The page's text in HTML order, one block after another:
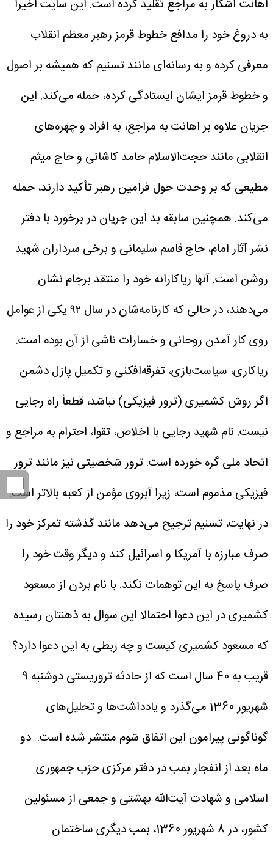
اهانت آشکار به مراجع تقلید کرده است. این سایت اخیراً
به دروغ خود را مدافع خطوط قرمز رهبر معظم انقلاب
معرفی کرده و به رسانه‌ای مانند تسنیم که همیشه بر اصول
و خطوط قرمز ایشان ایستادگی کرده، حمله می‌کند. این
جریان علاوه بر اهانت به مراجع، به افراد و چهره‌های
انقلابی مانند حجت‌الاسلام حامد کاشانی و حاج میثم
مطیعی که بر وحدت حول فرامین رهبر تأکید دارند، حمله
می‌کند. همچنین سابقه بد این جریان در برخورد با دفتر
نشر آثار امام، حاج قاسم سلیمانی و برخی سرداران شهید
روشن است.آنها ریاکارانه خود را منتقد برجام نشان
می‌دهند، در حالی که کارنامه‌شان در سال ۹۲ یکی از عوامل
روی کار آمدن روحانی و خسارات ناشی از آن بوده است.
ریاکاری، سیاست‌بازی، تفرقه‌افکنی و تکمیل پازل دشمن
اگر روش کشمیری (ترور فیزیکی) نباشد، قطعاً راه رجایی
نیست. نام شهید رجایی با اخلاص، تقوا، احترام به مراجع و
اتحاد ملی گره خورده است.ترور شخصیتی نیز مانند ترور
فیزیکی مذموم است، زیرا آبروی مؤمن از کعبه بالاتر است.
در نهایت، تسنیم ترجیح می‌دهد مانند گذشته تمرکز خود را
صرف مبارزه با آمریکا و اسرائیل کند و دیگر وقت خود را
صرف پاسخ به این توهمات نکند. با نام بردن از مسعود
کشمیری در این دعوا احتمالا این سوال به ذهنتان رسیده
که مسعود کشمیری کیست و چه ربطی به این دعوا دارد؟
قریب به 40 سال است که از حادثه تروریستی دوشنبه 9
شهریور 1360 می‌گذرد و یادداشت‌ها و تحلیل‌های
گوناگونی پیرامون این اتفاق شوم منتشر شده است. دو
ماه بعد از انفجار بمب در دفتر مرکزی حزب جمهوری
اسلامی و شهادت آیت‌الله بهشتی و جمعی از مسئولین
کشور، در 8 شهریور 1360، بمب دیگری ساختمان